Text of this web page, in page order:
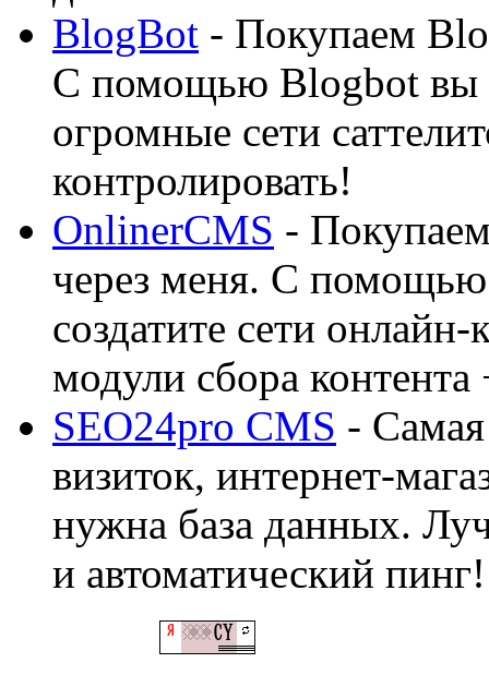
BlogBot - Покупаем
С помощью Blogbot вы
огромные сети
контролировать!
OnlinerCMS -
через меня. С помощью
создатите сети
модули сбора
SEO24pro CMS -
визиток, интернет-
нужна база данных.
и автоматический пинг!